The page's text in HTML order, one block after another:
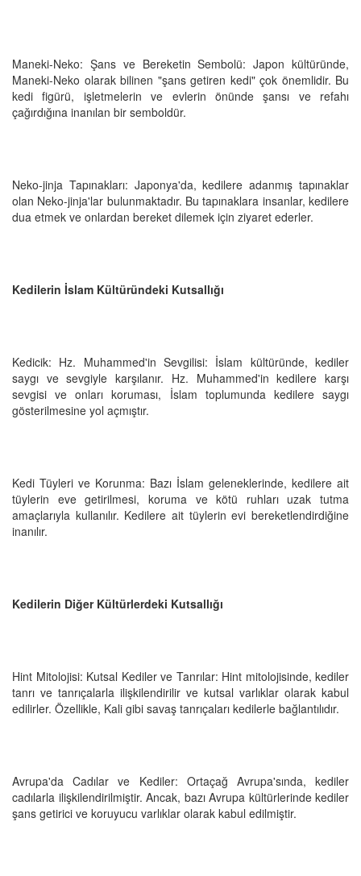
Maneki-Neko: Şans ve Bereketin Sembolü: Japon kültüründe,
Maneki-Neko olarak bilinen "şans getiren kedi" çok önemlidir. Bu
kedi figürü, işletmelerin ve evlerin önünde şansı ve refahı
çağırdığına inanılan bir semboldür.
Neko-jinja Tapınakları: Japonya'da, kedilere adanmış tapınaklar
olan Neko-jinja'lar bulunmaktadır. Bu tapınaklara insanlar, kedilere
dua etmek ve onlardan bereket dilemek için ziyaret ederler.
Kedilerin İslam Kültüründeki Kutsallığı
Kedicik: Hz. Muhammed'in Sevgilisi: İslam kültüründe, kediler
saygı ve sevgiyle karşılanır. Hz. Muhammed'in kedilere karşı
sevgisi ve onları koruması, İslam toplumunda kedilere saygı
gösterilmesine yol açmıştır.
Kedi Tüyleri ve Korunma: Bazı İslam geleneklerinde, kedilere ait
tüylerin eve getirilmesi, koruma ve kötü ruhları uzak tutma
amaçlarıyla kullanılır. Kedilere ait tüylerin evi bereketlendirdiğine
inanılır.
Kedilerin Diğer Kültürlerdeki Kutsallığı
Hint Mitolojisi: Kutsal Kediler ve Tanrılar: Hint mitolojisinde, kediler
tanrı ve tanrıçalarla ilişkilendirilir ve kutsal varlıklar olarak kabul
edilirler. Özellikle, Kali gibi savaş tanrıçaları kedilerle bağlantılıdır.
Avrupa'da Cadılar ve Kediler: Ortaçağ Avrupa'sında, kediler
cadılarla ilişkilendirilmiştir. Ancak, bazı Avrupa kültürlerinde kediler
şans getirici ve koruyucu varlıklar olarak kabul edilmiştir.